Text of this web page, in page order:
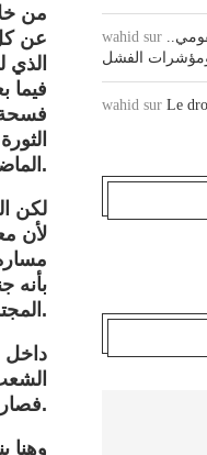
من
عن
فيما
فسحة
الماضي،يبني الحاضر ويرنو إلى المستقبل.
لكن
لأن
المجتمع عن قاعدة التأسيس النوفمبري الأول الذي وحده يعطي معنى للوجود الوطني.
داخل
فصارت تظهر (الساحة المغلقة) كمحتشد للوعي ومحتبس لارادة التحول التاريخي الذي تنشده الأمة.
وهنا
wahid sur
الفشل
wahid sur Le